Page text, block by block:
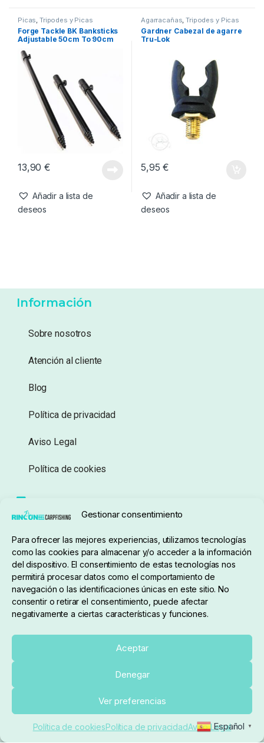
Gestionar consentimiento
Para ofrecer las mejores experiencias, utilizamos tecnologías
como las cookies para almacenar y/o acceder a la información
del dispositivo. El consentimiento de estas tecnologías nos
permitirá procesar datos como el comportamiento de
navegación o las identificaciones únicas en este sitio. No
consentir o retirar el consentimiento, puede afectar
negativamente a ciertas características y funciones.
Aceptar
Denegar
Ver preferencias
Política de cookiesPolítica de privacidadAviso Legal
Picas ,Tripodes y Picas
Forge Tackle BK Banksticks
Adjustable 50cm To 90cm
13,90€
Añadir a lista de
deseos
Agarracañas ,Tripodes y Picas
Gardner Cabezal de agarre
Tru-Lok
5,95€
Añadir a lista de
deseos
Información
Sobre nosotros
Atención al cliente
Blog
Política de privacidad
Aviso Legal
Política de cookies
Sobre nosotros
910 824 923
Español ▼